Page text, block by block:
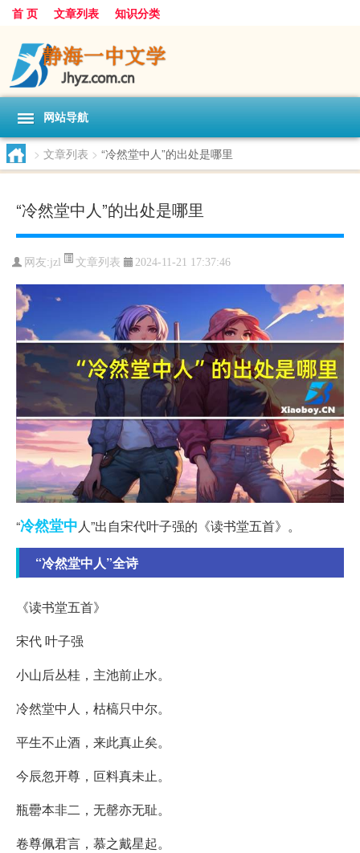
首 页 文章列表 知识分类
网站导航
> 文章列表 > “冷然堂中人”的出处是哪里
“冷然堂中人”的出处是哪里
网友:jzl 文章列表 2024-11-21 17:37:46
“冷然堂中人”出自宋代叶子强的《读书堂五首》。
“冷然堂中人”全诗
《读书堂五首》
宋代 叶子强
小山后丛桂，主池前止水。
冷然堂中人，枯槁只中尔。
平生不止酒，来此真止矣。
今辰忽开尊，叵料真未止。
瓶罍本非二，无罄亦无耻。
卷尊佩君言，慕之戴星起。